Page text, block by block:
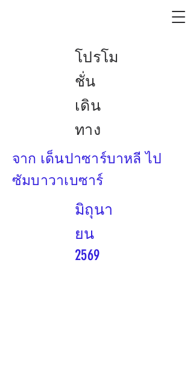
โปรโม
ชั่น
เดิน
ทาง
จาก เด็นปาซาร์บาหลี ไป
ซัมบาวาเบซาร์
มิถุนา
ยน
2569